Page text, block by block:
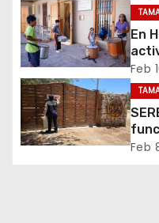
d
e
e
n
t
En
Feb
Feb